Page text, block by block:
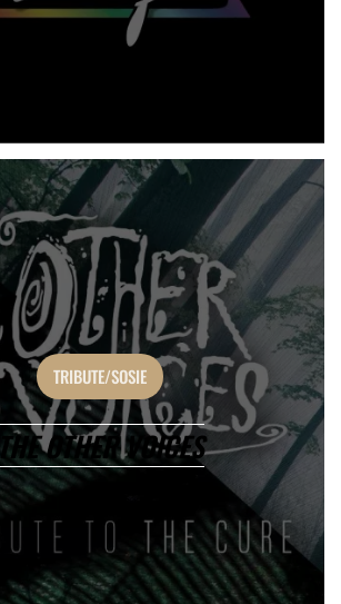
TRIBUTE/SOSIE
THE OTHER VOICES